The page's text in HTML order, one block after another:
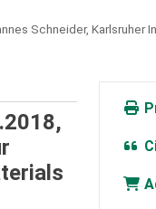
Schneider, Karlsruher